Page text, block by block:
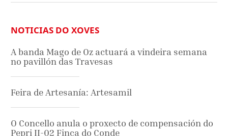
NOTICIAS DO XOVES
A banda Mago de Oz actuará a vindeira semana
no pavillón das Travesas
Feira de Artesanía: Artesamil
O Concello anula o proxecto de compensación do
Pepri II-02 Finca do Conde